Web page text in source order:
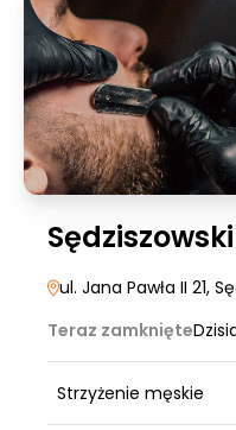
ul. Jana Pawła II 21,
Teraz zamknięte
Strzyżenie męskie